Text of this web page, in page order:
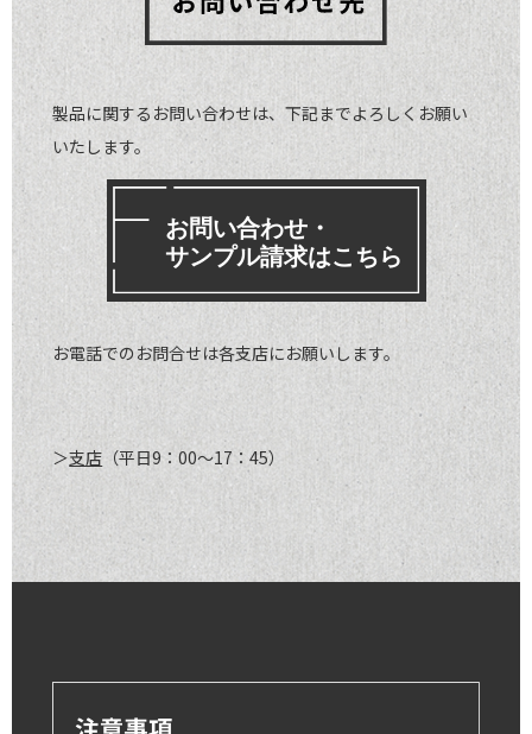
製品に関するお問い合わせは、下記までよろしくお願い
いたします。
お電話でのお問合せは各支店にお願いします。
＞支店（平日9：00～17：45）